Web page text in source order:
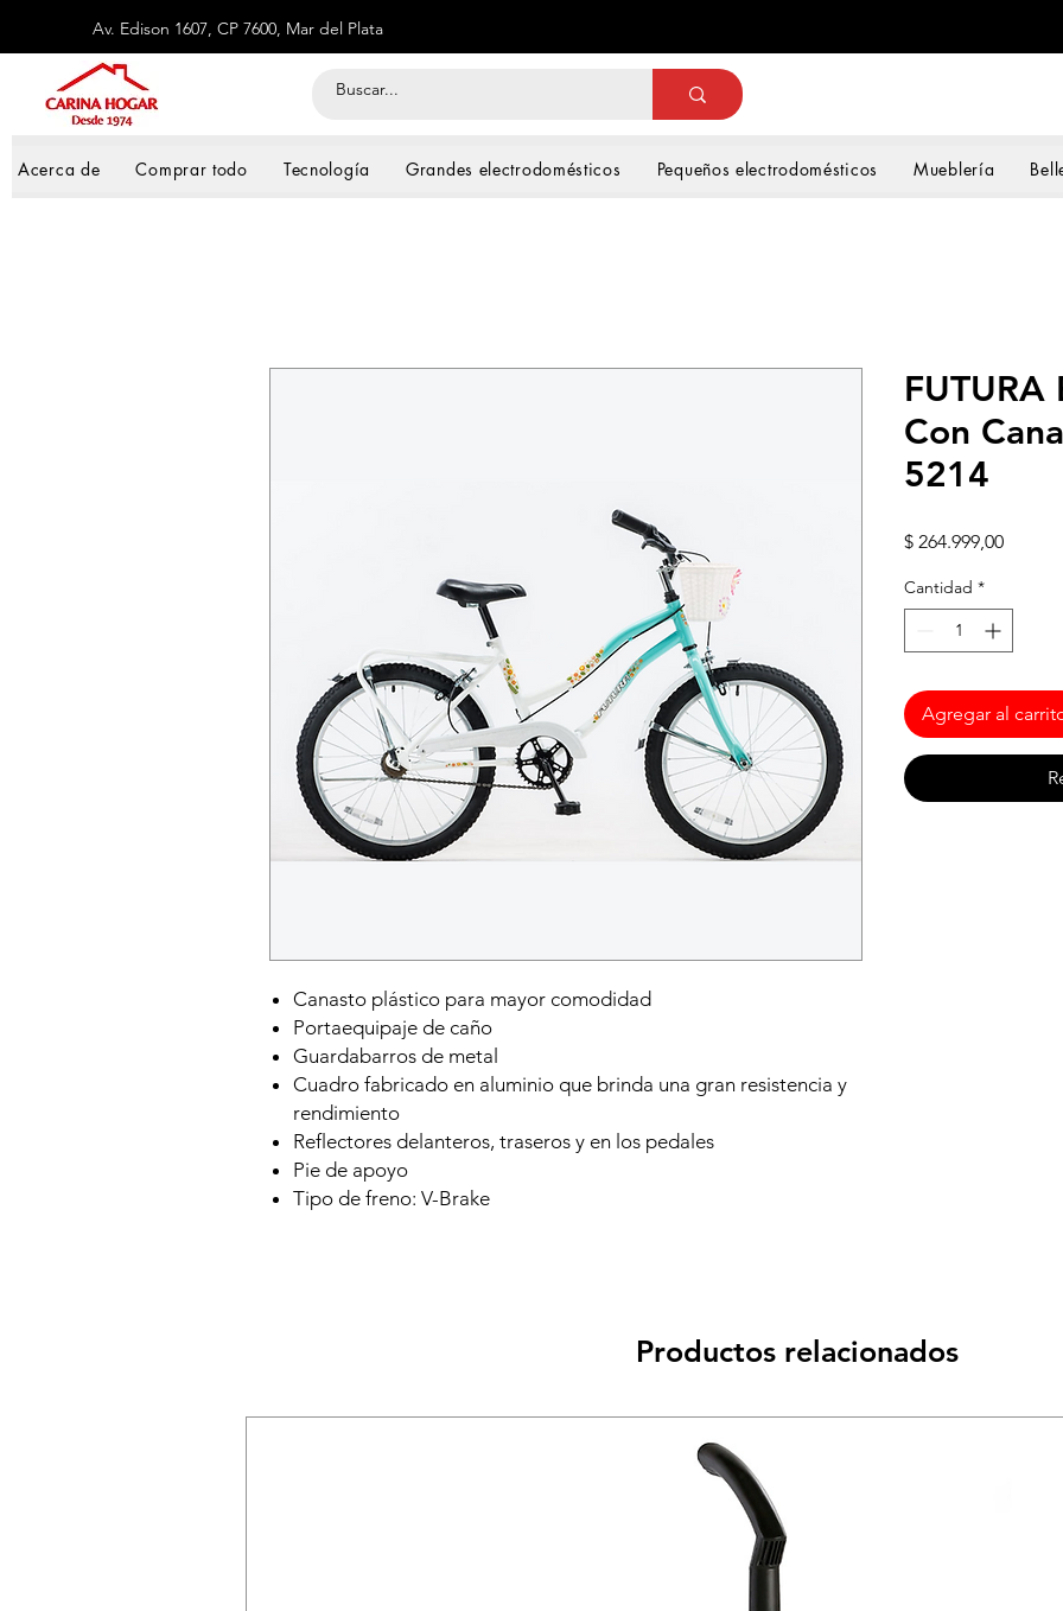
Av. Edison 1607, CP 7600, Mar del Plata
Acerca de Comprar todo Tecnología Grandes electrodomésticos Pequeños electrodomésticos Mueblería
Canasto plástico para mayor comodidad
Portaequipaje de caño
Guardabarros de metal
Cuadro fabricado en aluminio que brinda una gran resistencia y
rendimiento
Reflectores delanteros, traseros y en los pedales
Pie de apoyo
Tipo de freno: V-Brake
FUTURA
Con
5214
$ 264.999,00Precio
Cantidad *
Agregar al
Productos relacionados